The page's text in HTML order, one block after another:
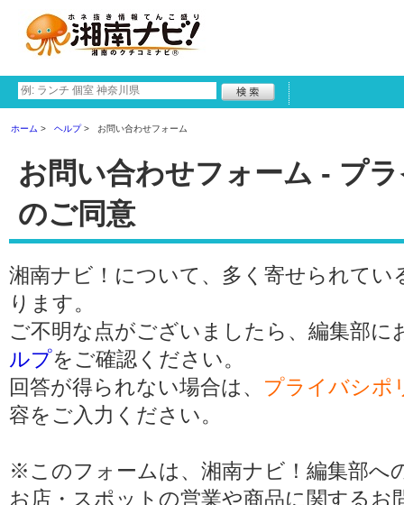
ホーム ヘルプ お問い合わせフォーム
お問い合わせフォーム - プ
のご同意
湘南ナビ！について、多く寄せられてい
ります。
ご不明な点がございましたら、編集部
ルプをご確認ください。
回答が得られない場合は、 プライバシポ
容をご入力ください。
※このフォームは、湘南ナビ！編集部へ
お店・スポットの営業や商品に関する